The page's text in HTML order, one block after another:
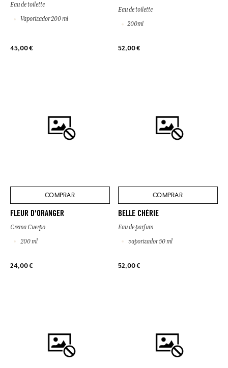
Eau de toilette
Vaporizador 200 ml
45,00 €
Eau de toilette
200ml
52,00 €
COMPRAR
FLEUR D'ORANGER
Crema Cuerpo
200 ml
24,00 €
COMPRAR
BELLE CHÉRIE
Eau de parfum
vaporizador 50 ml
52,00 €